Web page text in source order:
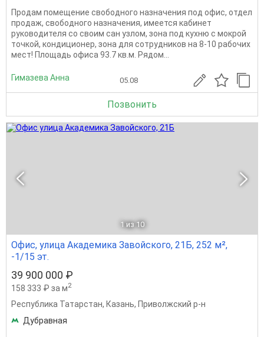
Продам помещение свободного назначения под офис, отдел
продаж, свободного назначения, имеется кабинет
руководителя со своим сан узлом, зона под кухню с мокрой
точкой, кондиционер, зона для сотрудников на 8-10 рабочих
мест! Площадь офиса 93.7 кв.м. Рядом...
Гимазева Анна 05.08
Позвонить
1 из 10
Офис, улица Академика Завойского, 21Б, 252 м²,
-1/15 эт.
39 900 000 ₽
158 333 ₽ за м2
Республика Татарстан, Казань, Приволжский р-н
Дубравная